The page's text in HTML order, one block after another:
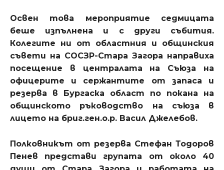
Освен това мероприятие седмицата
беше изпълнена и с други събития.
Колегите ни от областния и общинския
съвети на СОСЗР-Стара Загора направиха
посещение в централата на Съюза на
офицерите и сержантите от запаса и
резерва в Бургаска област по покана на
общинското ръководство на съюза в
лицето на бриг.ген.о.р. Васил Джелебов.
Полковникът от резерва Стефан Тодоров
Пенев представи групата от около 40